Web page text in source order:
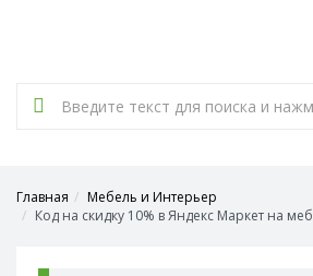
Главная
Мебель и Интерьер
Код на скидку 10% в Яндекс Маркет на